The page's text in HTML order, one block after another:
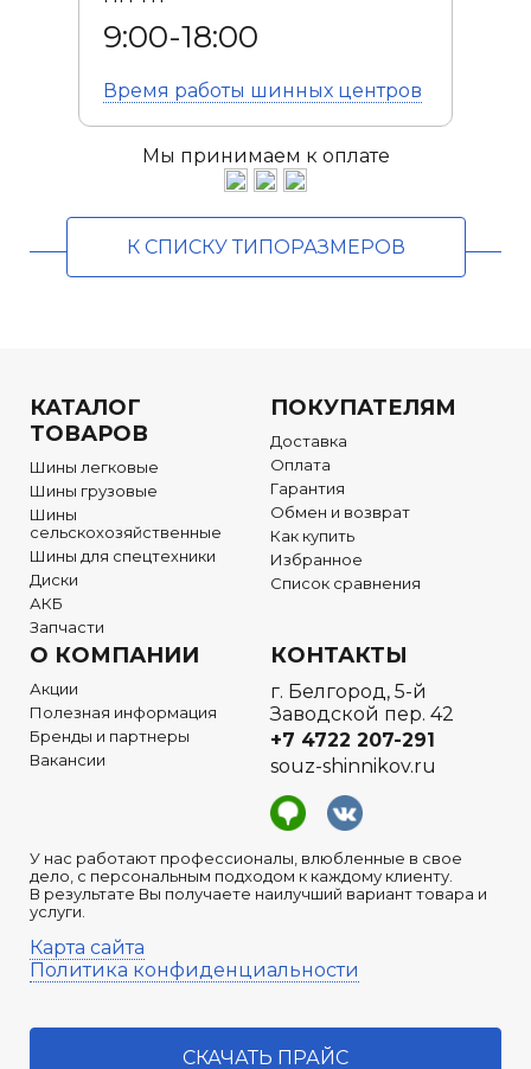
9:00-18:00
Время работы шинных центров
Мы принимаем к оплате
К СПИСКУ ТИПОРАЗМЕРОВ
КАТАЛОГ
ТОВАРОВ
Шины легковые
Шины грузовые
Шины
сельскохозяйственные
Шины для спецтехники
Диски
АКБ
Запчасти
ПОКУПАТЕЛЯМ
Доставка
Оплата
Гарантия
Обмен и возврат
Как купить
Избранное
Список сравнения
О КОМПАНИИ
Акции
Полезная информация
Бренды и партнеры
Вакансии
У нас работают профессионалы, влюбленные в свое
дело, с персональным подходом к каждому клиенту.
В результате Вы получаете наилучший вариант товара и
услуги.
Карта сайта
Политика конфиденциальности
КОНТАКТЫ
г. Белгород, 5-й
Заводской пер. 42
+7 4722 207-291
souz-shinnikov.ru
СКАЧАТЬ ПРАЙС